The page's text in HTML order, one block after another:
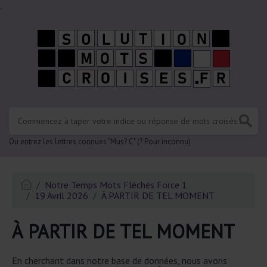
.
Ou entrez les lettres connues "Mus? C" (? Pour inconnu)
Notre Temps Mots Fléchés Force 1
19 Avril 2026
À PARTIR DE TEL MOMENT
À PARTIR DE TEL MOMENT
En cherchant dans notre base de données, nous avons